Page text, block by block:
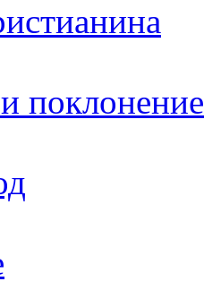
поклонение